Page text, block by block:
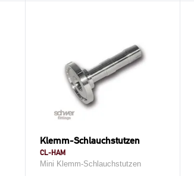
Klemm-Schlauchstutzen
CL-HAM
Mini Klemm-Schlauchstutzen